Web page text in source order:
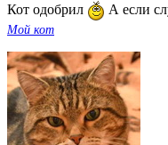
Кот одобрил А если
Мой кот